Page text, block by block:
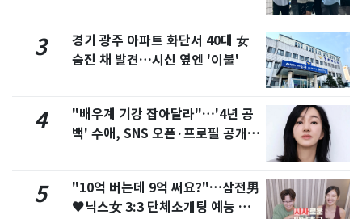
3
경기 광주 아파트 화단서 40대 女
숨진 채 발견…시신 옆엔 '이불'
4
"배우계 기강 잡아달라"…'4년 공
백' 수애, SNS 오픈·프로필 공개
5
"10억 버는데 9억 써요?"…삼전男
♥닉스女 3:3 단체소개팅 예능 화